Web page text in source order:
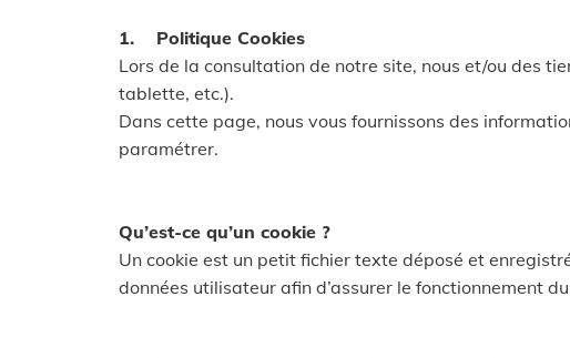
1. Politique Cookies
Lors de la consultation de notre site, nous et/ou des
tablette, etc.).
Dans cette page, nous vous fournissons des
paramétrer.
Qu’est-ce qu’un cookie ?
Un cookie est un petit fichier texte déposé et
données utilisateur afin d’assurer le fonctionnement